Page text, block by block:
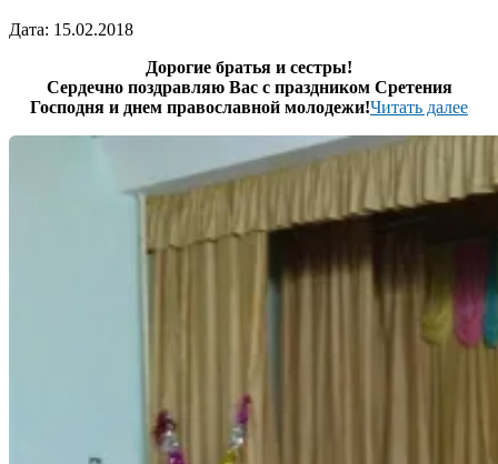
2018-
Дата: 15.02.2018
Дорогие братья и сестры!
Сердечно поздравляю Вас с праздником Сретения
Господня и днем православной молодежи!Читать далее